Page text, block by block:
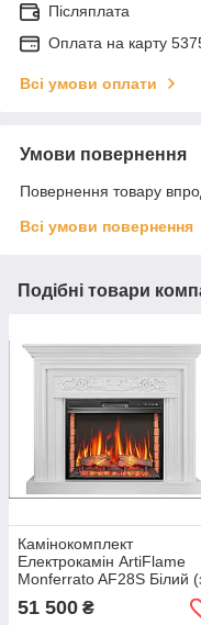
Післяплата
Оплата на карту
Всі умови оплати
Умови повернення
Повернення товару
Всі умови повернення
Подібні товари
Камінокомплект
Електрокамін ArtiFlame
Monferrato AF28S Білий
звуком) Електричний 3D
Камін
51 500 ₴